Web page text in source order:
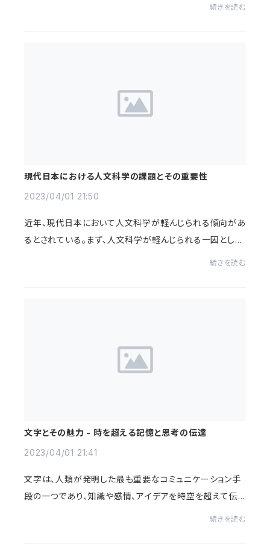
続きを読む
現代日本における人文科学の課題とその重要性
2023/04/01 21:50
近年、現代日本において人文科学が軽んじられる傾向があ
るとされている。まず、人文科学が軽んじられる一因とし
て、現代社会における科学技術や情報技術の発展が挙げ
続きを読む
文字とその魅力 - 時を超える記憶と思考の伝達
2023/04/01 21:41
文字は、人類が発明した最も重要なコミュニケーション手
段の一つであり、知識や感情、アイデアを時空を超えて伝
続きを読む